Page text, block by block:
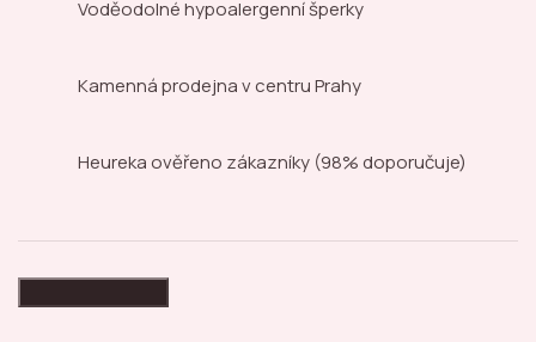
Voděodolné hypoalergenní šperky
Kamenná prodejnav centru Prahy
Heureka ověřeno zákazníky (98% doporučuje)